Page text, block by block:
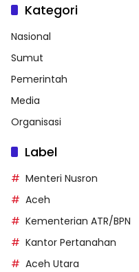
Kategori
Nasional
Sumut
Pemerintah
Media
Organisasi
Label
Menteri Nusron
Aceh
Kementerian ATR/BPN
Kantor Pertanahan
Aceh Utara